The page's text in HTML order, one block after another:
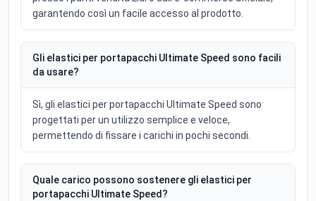
garantendo così un facile accesso al prodotto.
Gli elastici per portapacchi Ultimate Speed sono facili
da usare?
Sì, gli elastici per portapacchi Ultimate Speed sono
progettati per un utilizzo semplice e veloce,
permettendo di fissare i carichi in pochi secondi.
Quale carico possono sostenere gli elastici per
portapacchi Ultimate Speed?